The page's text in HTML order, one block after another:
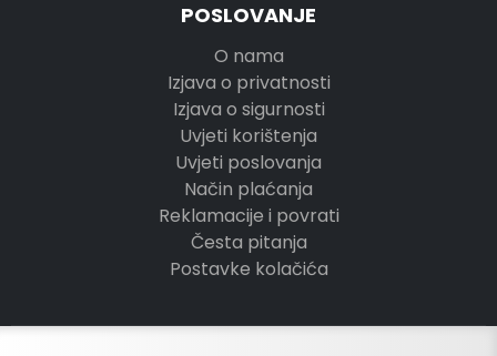
POSLOVANJE
O nama
Izjava o privatnosti
Izjava o sigurnosti
Uvjeti korištenja
Uvjeti poslovanja
Način plaćanja
Reklamacije i povrati
Česta pitanja
Postavke kolačića